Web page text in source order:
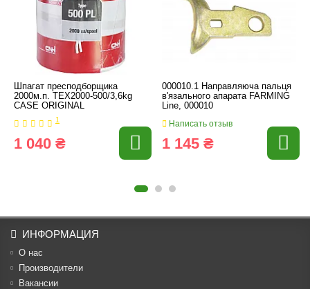
Шпагат пресподборщика
2000м.п. ТЕХ2000-500/3,6kg
CASE ORIGINAL
1
1 040 ₴
000010.1 Направляюча пальця
в'язального апарата FARMING
Line, 000010
Написать отзыв
1 145 ₴
ИНФОРМАЦИЯ
О нас
Производители
Вакансии